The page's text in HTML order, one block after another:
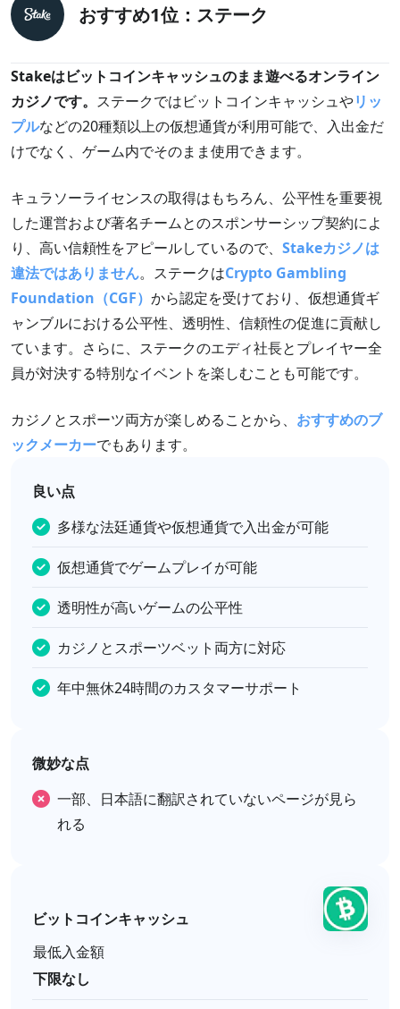
おすすめ1位：ステーク
Stakeはビットコインキャッシュのまま遊べるオンライン
カジノです。 ステークではビットコインキャッシュやリッ
プルなどの20種類以上の仮想通貨が利用可能で、入出金だ
けでなく、ゲーム内でそのまま使用できます。
キュラソーライセンスの取得はもちろん、公平性を重要視
した運営および著名チームとのスポンサーシップ契約によ
り、高い信頼性をアピールしているので、 Stakeカジノは
違法ではありません。ステークはCrypto Gambling
Foundation（CGF） から認定を受けており、仮想通貨ギ
ャンブルにおける公平性、透明性、信頼性の促進に貢献し
ています。さらに、ステークのエディ社長とプレイヤー全
員が対決する特別なイベントを楽しむことも可能です。
カジノとスポーツ両方が楽しめることから、 おすすめのブ
ックメーカーでもあります。
良い点
多様な法廷通貨や仮想通貨で入出金が可能
仮想通貨でゲームプレイが可能
透明性が高いゲームの公平性
カジノとスポーツベット両方に対応
年中無休24時間のカスタマーサポート
微妙な点
一部、日本語に翻訳されていないページが見ら
れる
ビットコインキャッシュ
最低入金額
下限なし